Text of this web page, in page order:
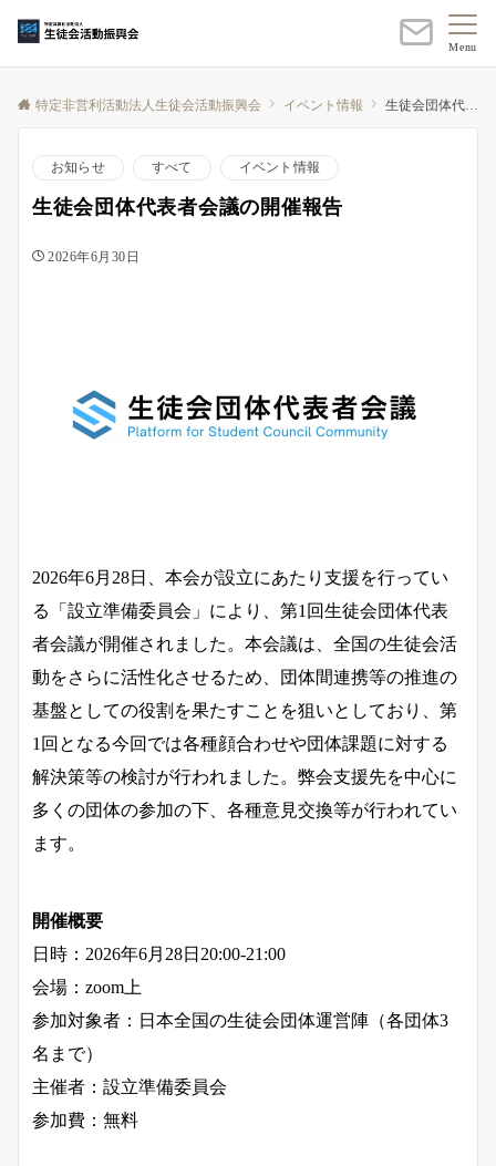
Menu
特定非営利活動法人生徒会活動振興会 イベント情報 生徒会団体代表者会議の開催報告
お知らせ すべて イベント情報
生徒会団体代表者会議の開催報告
2026年6月30日
2026年6月28日、本会が設立にあたり支援を行ってい
る「設立準備委員会」により、第1回生徒会団体代表
者会議が開催されました。本会議は、全国の生徒会活
動をさらに活性化させるため、団体間連携等の推進の
基盤としての役割を果たすことを狙いとしており、第
1回となる今回では各種顔合わせや団体課題に対する
解決策等の検討が行われました。弊会支援先を中心に
多くの団体の参加の下、各種意見交換等が行われてい
ます。
開催概要
日時：2026年6月28日20:00-21:00
会場：zoom上
参加対象者：日本全国の生徒会団体運営陣（各団体3
名まで）
主催者：設立準備委員会
参加費：無料